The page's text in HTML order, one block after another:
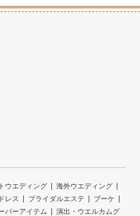
ウエディング
海外ウエディング
ドレス ブライダルエステ
ブーケ
パーアイテム 演出・ウエルカムグ